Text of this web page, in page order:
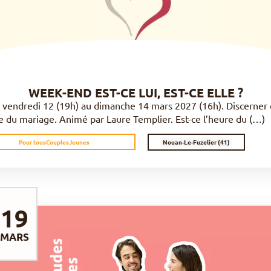
WEEK-END EST-CE LUI, EST-CE ELLE ?
vendredi 12 (19h) au dimanche 14 mars 2027 (16h). Discerner
du mariage. Animé par Laure Templier. Est-ce l’heure du (…)
Pour tousCouplesJeunes Nouan-Le-Fuzelier (41)
MARS
19